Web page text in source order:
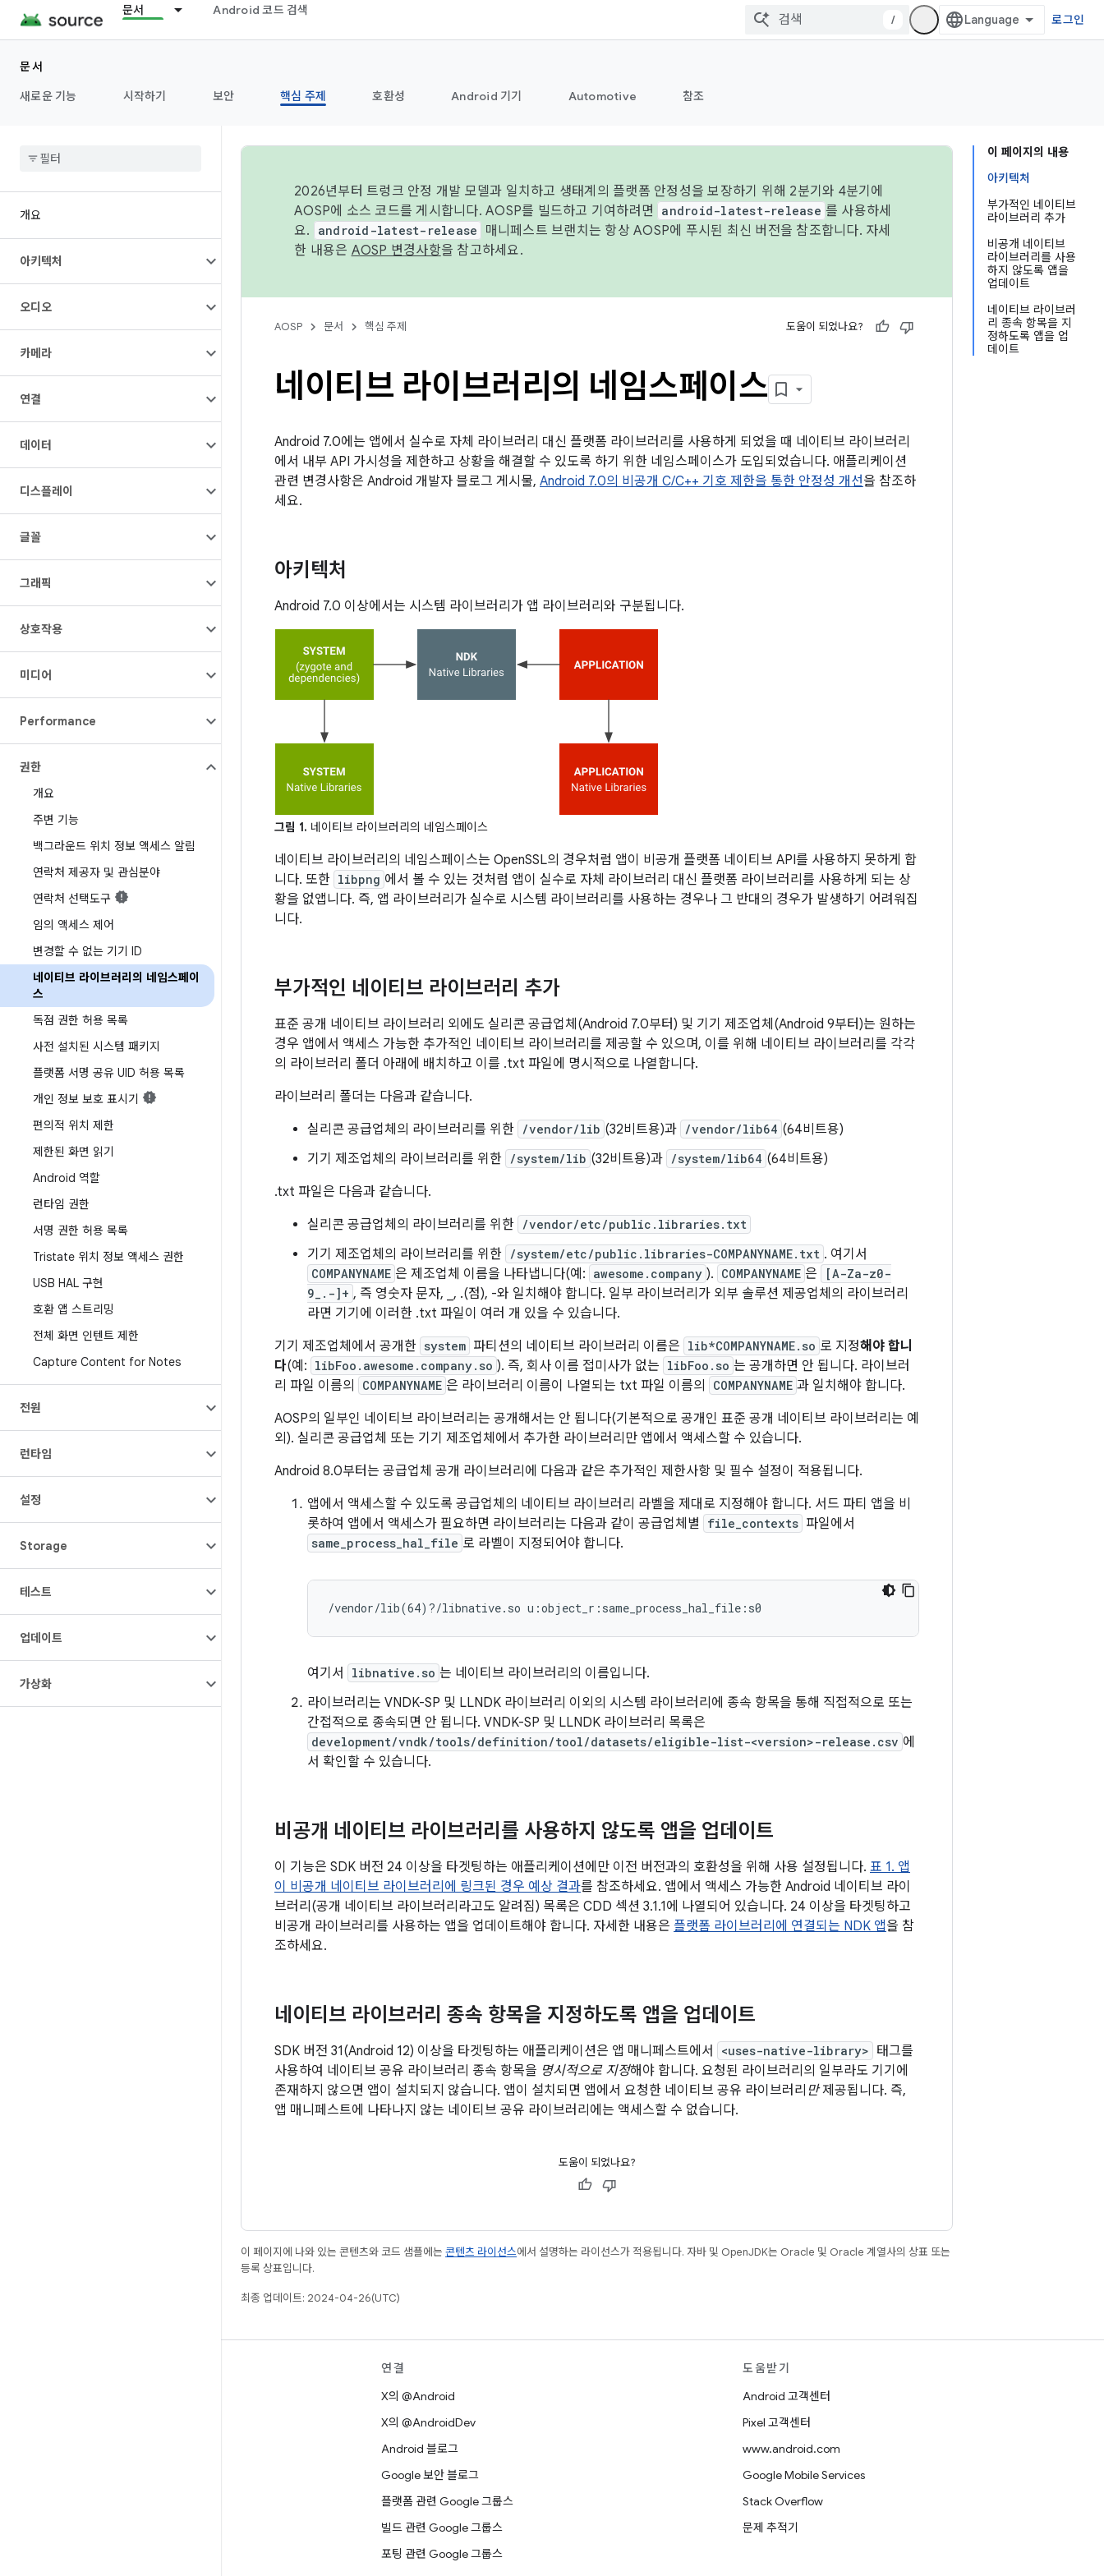
문서 Android 코드 검색
/ 로그인
문서
새로운 기능
시작하기 보안 핵심 주제 호환성 Android 기기 Automotive 참조
개요
아키텍처
오디오
카메라
연결
데이터
디스플레이
글꼴
그래픽
상호작용
미디어
Performance
권한
개요
주변 기능
백그라운드 위치 정보 액세스 알림
연락처 제공자 및 관심분야
연락처 선택도구
임의 액세스 제어
변경할 수 없는 기기 ID
네이티브 라이브러리의 네임스페이
스
독점 권한 허용 목록
사전 설치된 시스템 패키지
플랫폼 서명 공유 UID 허용 목록
개인 정보 보호 표시기
편의적 위치 제한
제한된 화면 읽기
Android 역할
런타임 권한
서명 권한 허용 목록
Tristate 위치 정보 액세스 권한
USB HAL 구현
호환 앱 스트리밍
전체 화면 인텐트 제한
Capture Content for Notes
전원
런타임
설정
Storage
테스트
업데이트
가상화
이 페이지의 내용
아키텍처
부가적인 네이티브
라이브러리 추가
비공개 네이티브
라이브러리를 사용
하지 않도록 앱을
업데이트
네이티브 라이브러
리 종속 항목을 지
정하도록 앱을 업
데이트
2026년부터 트렁크 안정 개발 모델과 일치하고 생태계의 플랫폼 안정성을 보장하기 위해 2분기와 4분기에
AOSP에 소스 코드를 게시합니다. AOSP를 빌드하고 기여하려면
android-latest-release 를 사용하세
요.
android-latest-release
매니페스트 브랜치는 항상 AOSP에 푸시된 최신 버전을 참조합니다. 자세
한 내용은 AOSP 변경사항을 참고하세요.
AOSP 문서 핵심 주제 도움이 되었나요?
네이티브 라이브러리의 네임스페이스
Android 7.0에는 앱에서 실수로 자체 라이브러리 대신 플랫폼 라이브러리를 사용하게 되었을 때 네이티브 라이브러리
에서 내부 API 가시성을 제한하고 상황을 해결할 수 있도록 하기 위한 네임스페이스가 도입되었습니다. 애플리케이션
관련 변경사항은 Android 개발자 블로그 게시물, Android 7.0의 비공개 C/C++ 기호 제한을 통한 안정성 개선을 참조하
세요.
아키텍처
Android 7.0 이상에서는 시스템 라이브러리가 앱 라이브러리와 구분됩니다.
그림 1. 네이티브 라이브러리의 네임스페이스
네이티브 라이브러리의 네임스페이스는 OpenSSL의 경우처럼 앱이 비공개 플랫폼 네이티브 API를 사용하지 못하게 합
니다. 또한 libpng 에서 볼 수 있는 것처럼 앱이 실수로 자체 라이브러리 대신 플랫폼 라이브러리를 사용하게 되는 상
황을 없앱니다. 즉, 앱 라이브러리가 실수로 시스템 라이브러리를 사용하는 경우나 그 반대의 경우가 발생하기 어려워집
니다.
부가적인 네이티브 라이브러리 추가
표준 공개 네이티브 라이브러리 외에도 실리콘 공급업체(Android 7.0부터) 및 기기 제조업체(Android 9부터)는 원하는
경우 앱에서 액세스 가능한 추가적인 네이티브 라이브러리를 제공할 수 있으며, 이를 위해 네이티브 라이브러리를 각각
의 라이브러리 폴더 아래에 배치하고 이를 .txt 파일에 명시적으로 나열합니다.
라이브러리 폴더는 다음과 같습니다.
실리콘 공급업체의 라이브러리를 위한 /vendor/lib (32비트용)과 /vendor/lib64 (64비트용)
기기 제조업체의 라이브러리를 위한 /system/lib (32비트용)과 /system/lib64 (64비트용)
.txt 파일은 다음과 같습니다.
실리콘 공급업체의 라이브러리를 위한 /vendor/etc/public.libraries.txt
기기 제조업체의 라이브러리를 위한 /system/etc/public.libraries-COMPANYNAME.txt . 여기서
COMPANYNAME 은 제조업체 이름을 나타냅니다(예: awesome.company ). COMPANYNAME 은
[A-Za-z0-
9_.-]+ , 즉 영숫자 문자, _, .(점), -와 일치해야 합니다. 일부 라이브러리가 외부 솔루션 제공업체의 라이브러리
라면 기기에 이러한 .txt 파일이 여러 개 있을 수 있습니다.
기기 제조업체에서 공개한 system 파티션의 네이티브 라이브러리 이름은 lib*COMPANYNAME.so 로 지정해야 합니
다(예: libFoo.awesome.company.so ). 즉, 회사 이름 접미사가 없는 libFoo.so 는 공개하면 안 됩니다. 라이브러
리 파일 이름의
COMPANYNAME 은 라이브러리 이름이 나열되는 txt 파일 이름의 COMPANYNAME 과 일치해야 합니다.
AOSP의 일부인 네이티브 라이브러리는 공개해서는 안 됩니다(기본적으로 공개인 표준 공개 네이티브 라이브러리는 예
외). 실리콘 공급업체 또는 기기 제조업체에서 추가한 라이브러리만 앱에서 액세스할 수 있습니다.
Android 8.0부터는 공급업체 공개 라이브러리에 다음과 같은 추가적인 제한사항 및 필수 설정이 적용됩니다.
앱에서 액세스할 수 있도록 공급업체의 네이티브 라이브러리 라벨을 제대로 지정해야 합니다. 서드 파티 앱을 비
롯하여 앱에서 액세스가 필요하면 라이브러리는 다음과 같이 공급업체별 file_contexts 파일에서
same_process_hal_file 로 라벨이 지정되어야 합니다.
/vendor/lib(64)?/libnative.so u:object_r:same_process_hal_file:s0
여기서 libnative.so 는 네이티브 라이브러리의 이름입니다.
라이브러리는 VNDK-SP 및 LLNDK 라이브러리 이외의 시스템 라이브러리에 종속 항목을 통해 직접적으로 또는
간접적으로 종속되면 안 됩니다. VNDK-SP 및 LLNDK 라이브러리 목록은
development/vndk/tools/definition/tool/datasets/eligible-list-<version>-release.csv 에
서 확인할 수 있습니다.
비공개 네이티브 라이브러리를 사용하지 않도록 앱을 업데이트
이 기능은 SDK 버전 24 이상을 타겟팅하는 애플리케이션에만 이전 버전과의 호환성을 위해 사용 설정됩니다. 표 1. 앱
이 비공개 네이티브 라이브러리에 링크된 경우 예상 결과를 참조하세요. 앱에서 액세스 가능한 Android 네이티브 라이
브러리(공개 네이티브 라이브러리라고도 알려짐) 목록은 CDD 섹션 3.1.1에 나열되어 있습니다. 24 이상을 타겟팅하고
비공개 라이브러리를 사용하는 앱을 업데이트해야 합니다. 자세한 내용은 플랫폼 라이브러리에 연결되는 NDK 앱을 참
조하세요.
네이티브 라이브러리 종속 항목을 지정하도록 앱을 업데이트
SDK 버전 31(Android 12) 이상을 타겟팅하는 애플리케이션은 앱 매니페스트에서 <uses-native-library> 태그를
사용하여 네이티브 공유 라이브러리 종속 항목을 명시적으로 지정해야 합니다. 요청된 라이브러리의 일부라도 기기에
존재하지 않으면 앱이 설치되지 않습니다. 앱이 설치되면 앱에서 요청한 네이티브 공유 라이브러리 만제공됩니다. 즉,
앱 매니페스트에 나타나지 않는 네이티브 공유 라이브러리에는 액세스할 수 없습니다.
도움이 되었나요?
이 페이지에 나와 있는 콘텐츠와 코드 샘플에는 콘텐츠 라이선스에서 설명하는 라이선스가 적용됩니다. 자바 및 OpenJDK는 Oracle 및 Oracle 계열사의 상표 또는
등록 상표입니다.
최종 업데이트: 2024-04-26(UTC)
연결
X의 @Android
X의 @AndroidDev
Android 블로그
Google 보안 블로그
플랫폼 관련 Google 그룹스
빌드 관련 Google 그룹스
포팅 관련 Google 그룹스
도움받기
Android 고객센터
Pixel 고객센터
www.android.com
Google Mobile Services
Stack Overflow
문제 추적기